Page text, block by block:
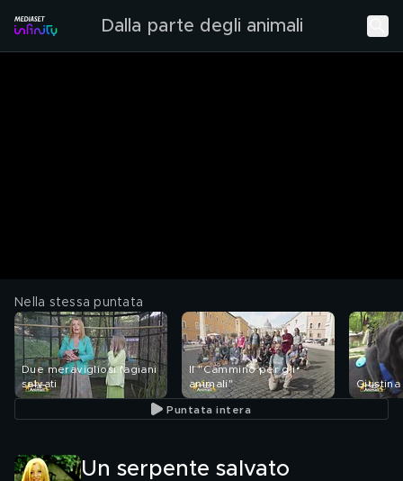
Dalla parte degli animali
Nella stessa puntata
Due meravigliosi fagiani
salvati
Il "Cammino per gli
animali"
Giustina
Puntata intera
Un serpente salvato